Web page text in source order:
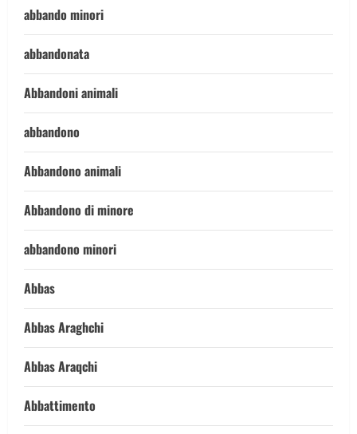
abbando minori
abbandonata
Abbandoni animali
abbandono
Abbandono animali
Abbandono di minore
abbandono minori
Abbas
Abbas Araghchi
Abbas Araqchi
Abbattimento